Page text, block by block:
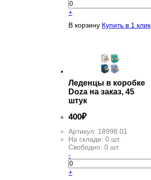
+
В корзину Купить в 1 клик
Леденцы в коробке
Doza на заказ, 45
штук
400₽
Артикул: 18998.01
На складе: 0 шт.
Свободно: 0 шт.
-
+